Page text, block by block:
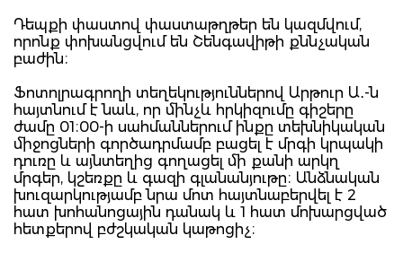
Դեպքի փաստով փաստաթղթեր են կազմվում,
որոնք փոխանցվում են Շենգավիթի քննչական
բաժին։
Ֆոտոլրագրողի տեղեկություններով Արթուր Ա․-ն
հայտնում է նաև, որ մինչև հրկիզումը գիշերը
ժամը 01։00-ի սահմաններում ինքը տեխնիկական
միջոցների գործադրմամբ բացել է մրգի կրպակի
դուռը և այնտեղից գողացել մի քանի արկղ
մրգեր, կշեռքը և գազի գլանանյութը։ Անձնական
խուզարկությամբ նրա մոտ հայտնաբերվել է 2
հատ խոհանոցային դանակ և 1 հատ մոխարցված
հետքերով բժշկական կաթոցիչ։